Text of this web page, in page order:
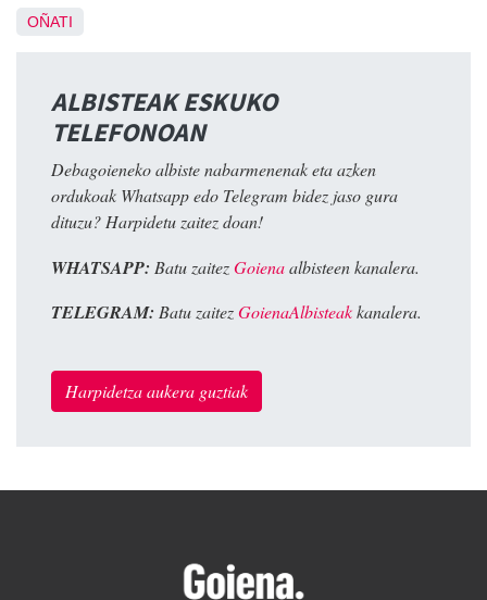
OÑATI
ALBISTEAK ESKUKO
TELEFONOAN
Debagoieneko albiste nabarmenenak eta azken
ordukoak Whatsapp edo Telegram bidez jaso gura
dituzu? Harpidetu zaitez doan!
WHATSAPP: Batu zaitezGoienaalbisteen kanalera.
TELEGRAM: Batu zaitezGoienaAlbisteakkanalera.
Harpidetza aukera guztiak